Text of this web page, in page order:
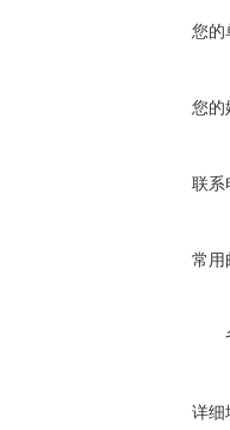
您的
您的
联系
常用
详细